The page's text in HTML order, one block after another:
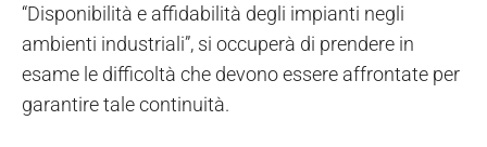
“Disponibilità e affidabilità degli impianti negli
ambienti industriali”, si occuperà di prendere in
esame le difficoltà che devono essere affrontate per
garantire tale continuità.